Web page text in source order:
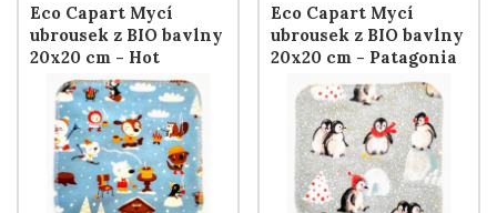
Eco Capart Mycí
ubrousek z BIO bavlny
20x20 cm - Hot
Chocolat
Eco Capart Mycí
ubrousek z BIO bavlny
20x20 cm - Patagonia